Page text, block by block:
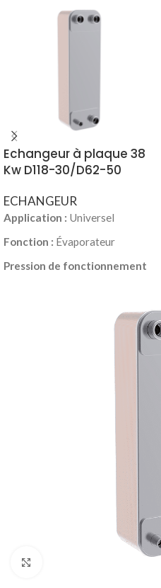
Echangeur à plaque 38
Kw D118-30/D62-50
ECHANGEUR
Application : Universel
Fonction : Évaporateur
Pression de fonctionnement